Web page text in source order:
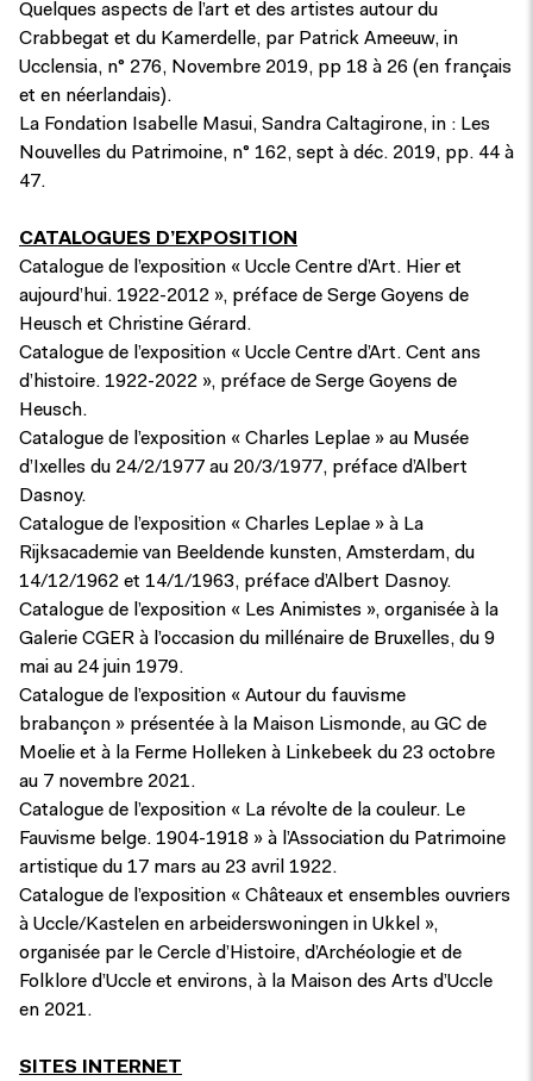
Quelques aspects de l’art et des artistes autour du
Crabbegat et du Kamerdelle, par Patrick Ameeuw, in
Ucclensia, n° 276, Novembre 2019, pp 18 à 26 (en français
et en néerlandais).
La Fondation Isabelle Masui, Sandra Caltagirone, in : Les
Nouvelles du Patrimoine, n° 162, sept à déc. 2019, pp. 44 à
47.
CATALOGUES D’EXPOSITION
Catalogue de l’exposition « Uccle Centre d’Art. Hier et
aujourd’hui. 1922-2012 », préface de Serge Goyens de
Heusch et Christine Gérard.
Catalogue de l’exposition « Uccle Centre d’Art. Cent ans
d’histoire. 1922-2022 », préface de Serge Goyens de
Heusch.
Catalogue de l’exposition « Charles Leplae » au Musée
d’Ixelles du 24/2/1977 au 20/3/1977, préface d’Albert
Dasnoy.
Catalogue de l’exposition « Charles Leplae » à La
Rijksacademie van Beeldende kunsten, Amsterdam, du
14/12/1962 et 14/1/1963, préface d’Albert Dasnoy.
Catalogue de l’exposition « Les Animistes », organisée à la
Galerie CGER à l’occasion du millénaire de Bruxelles, du 9
mai au 24 juin 1979.
Catalogue de l’exposition « Autour du fauvisme
brabançon » présentée à la Maison Lismonde, au GC de
Moelie et à la Ferme Holleken à Linkebeek du 23 octobre
au 7 novembre 2021.
Catalogue de l’exposition « La révolte de la couleur. Le
Fauvisme belge. 1904-1918 » à l’Association du Patrimoine
artistique du 17 mars au 23 avril 1922.
Catalogue de l’exposition « Châteaux et ensembles ouvriers
à Uccle/Kastelen en arbeiderswoningen in Ukkel »,
organisée par le Cercle d’Histoire, d’Archéologie et de
Folklore d’Uccle et environs, à la Maison des Arts d’Uccle
en 2021.
SITES INTERNET